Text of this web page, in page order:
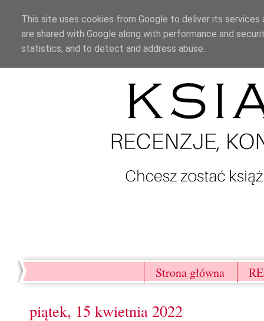
Strona główna
piątek, 15 kwietnia 2022
This site uses cookies from Google to deliver its
are shared with Google along with performance and
statistics, and to detect and address abuse.